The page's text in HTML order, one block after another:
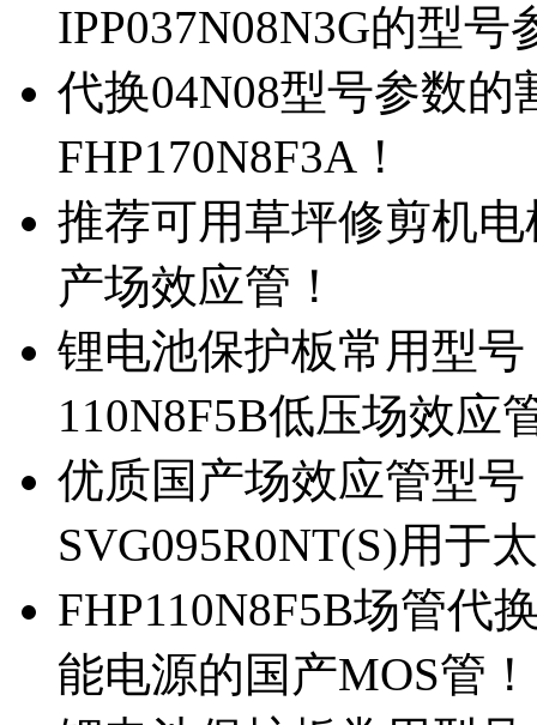
IPP037N08N3G的型号
代换04N08型号参数
FHP170N8F3A！
推荐可用草坪修剪机电
产场效应管！
锂电池保护板常用型号
110N8F5B低压场效应
优质国产场效应管型
SVG095R0NT(S)用于
FHP110N8F5B场管代
能电源的国产MOS管！